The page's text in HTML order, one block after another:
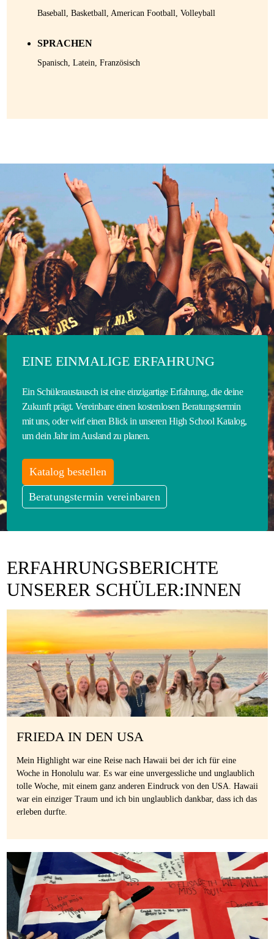
Baseball, Basketball, American Football, Volleyball
SPRACHEN
Spanisch, Latein, Französisch
EINE EINMALIGE ERFAHRUNG
Ein Schüleraustausch ist eine einzigartige Erfahrung, die deine
Zukunft prägt. Vereinbare einen kostenlosen Beratungstermin
mit uns, oder wirf einen Blick in unseren High School Katalog,
um dein Jahr im Ausland zu planen.
Katalog bestellen
Beratungstermin vereinbaren
ERFAHRUNGSBERICHTE
UNSERER SCHÜLER:INNEN
FRIEDA IN DEN USA
Mein Highlight war eine Reise nach Hawaii bei der ich für eine
Woche in Honolulu war. Es war eine unvergessliche und unglaublich
tolle Woche, mit einem ganz anderen Eindruck von den USA. Hawaii
war ein einziger Traum und ich bin unglaublich dankbar, dass ich das
erleben durfte.